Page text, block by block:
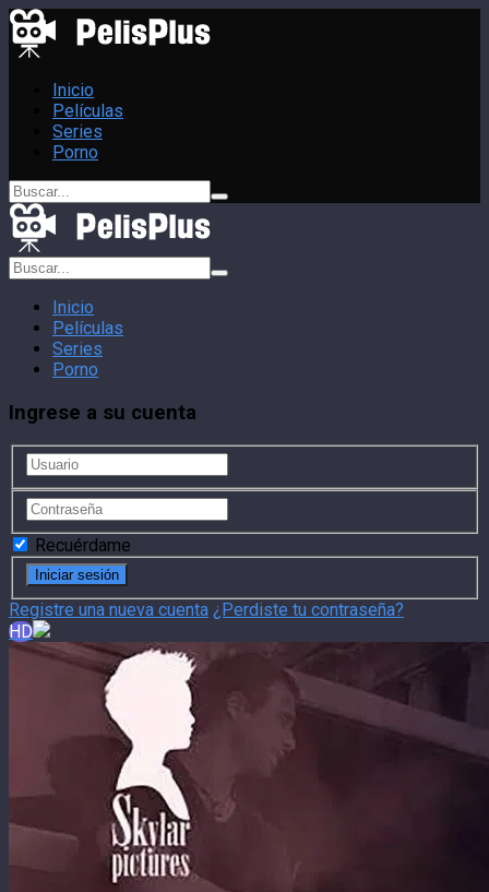
Inicio
Películas
Series
Porno
Inicio
Películas
Series
Porno
Ingrese a su cuenta
Recuérdame
Registre una nueva cuenta ¿Perdiste tu contraseña?
HD